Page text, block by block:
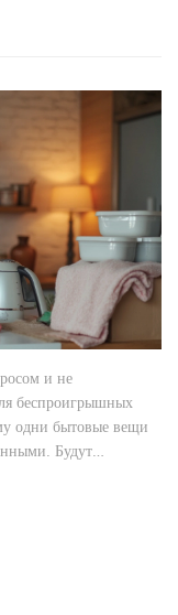
и не
беспроигрышных
одни бытовые вещи
Будут
жизни.